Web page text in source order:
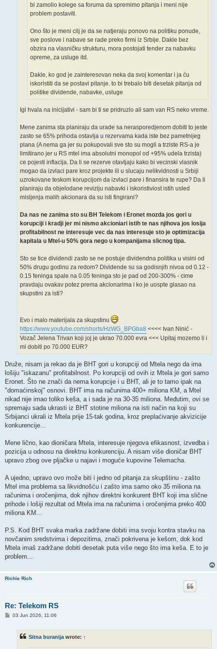
bi zamolio kolege sa foruma da spremimo pitanja i meni nije
problem postaviti.
Ono što je meni cilj je da se natjeraju ponovo na politiku ponude,
sve poslove i nabave se rade preko firmi iz Srbije. Dakle bez
obzira na vlasničku strukturu, mora postojati tender za nabavku
opreme, za usluge itd.
Dakle, ko god je zainteresovan neka da svoj komentar i ja ću
iskoristiti da se postavi pitanje. to bi trebalo biti desetak pitanja od
politike dividende, nabavke, usluge
Igi hvala na inicijativi - sam bi ti se pridruzio ali sam van RS neko vreme.
Mene zanima sta planiraju da urade sa nerasporedjenom dobiti to jeste
zasto se 65% prihoda ostavlja u rezervama kada iste bez pametnijeg
plana (A nema ga jer su pokupovali sve sto su mogli a trziste RS-a je
limitirano jer u RS mtel ima absolutni monopol od +95% udela trzista)
ce pojesti inflacija. Da li se rezerve otavljaju kako bi vecinski vlasnik
mogao da izvlaci pare kroz projekte ili u slucaju nelikvidnosti u Srbiji
uzrokovane teskom korupcijom da izvlaci pare i finansira te rupe? Da li
planiraju da objelodane reviziju nabavki i iskoristiviost istih usled
misljenja malih akcionara da su isti fingirani?
Da nas ne zanima sto su BH Telekom i Eronet mozda jos gori u
korupciji i kradji jer mi nismo akcioniari istih te nas njihova jos losija
profitabilnost ne interesuje vec da nas interesuje sto je optimizacija
kapitala u Mtel-u 50% gora nego u kompanijama slicnog tipa.
Sto se tice dividendi zasto se ne postuje dividendna politika u visini od
50% drugu godinu za redom? Dividende su sa godisnjih nivoa od 0.12 -
0.15 feninga spale na 0.05 feninga sto je pad od 200-300% - cime
pravdaju ovakav potez prema akcionarima i ko je uospte glasao na
skupstini za isti?
Evo i malo materijala za skupstinu
https://www.youtube.com/shorts/HzWG_BPGba8 <<<< Ivan Ninić -
Vozač Jelena Trivan koji joj je ukrao 70.000 evra <<< Upitaj mozemo li i
mi dobiti po 70.000 EUR?
Druže, nisam ja rekao da je BHT gori u korupciji od Mtela nego da ima
lošiju "iskazanu" profitabilnost. Po korupciji od ovih iz Mtela je gori samo
Eronet. Što ne znači da nema korupcije i u BHT, ali je to tamo ipak na
"domaćinskoj" osnovi. BHT ima na računima 400+ miliona KM, a Mtel
nikad nije imao toliko keša, a i sada je na 30-35 miliona. Međutim, ovi se
spremaju sada ukrasti iz BHT stotine miliona na isti način na koji su
Srbijanci ukrali iz Mtela prije 15-tak godina, kroz preplaćivanje akvizicije
konkurencije...
Mene lično, kao dioničara Mtela, interesuje njegova efikasnost, izvedba i
pozicija u odnosu na direktnu konkurenciju. A nisam više dioničar BHT
upravo zbog ove pljačke u najavi i moguće kupovine Telemacha.
A ujedno, upravo ovo može biti i jedno od pitanja za skupštinu - zašto
Mtel ima problema sa likvidnošću i zašto ima samo oko 35 miliona na
računima i oročenjima, dok njihov direktni konkurent BHT koji ima slične
prihode i lošiji rezultat od Mtela ima na računima i oročenjima preko 400
miliona KM...
P.S. Kod BHT svaka marka zadržane dobiti ima svoju kontra stavku na
novčanim sredstvima i depozitima, znači pokrivena je kešom, dok kod
Mtela imaš zadržane dobiti desetak puta više nego što ima keša. E to je
problem...
Richie Rich
Re: Telekom RS
P03 Jun 2026, 11:06
Sitna buranija wrote: ↑